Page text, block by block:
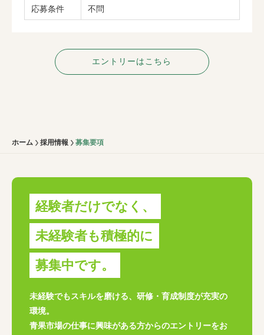
応募条件 不問
エントリーはこちら
ホーム 採用情報 募集要項
経験者だけでなく、
未経験者も積極的に
募集中です。
未経験でもスキルを磨ける、研修・育成制度が充実の
環境。
青果市場の仕事に興味がある方からのエントリーをお